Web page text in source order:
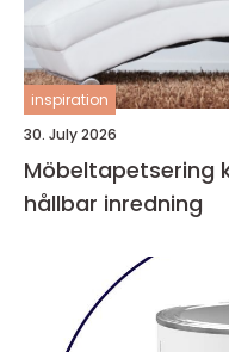
inspiration
30. July 2026
Möbeltapetsering kunskap, hantverk och
hållbar inredning